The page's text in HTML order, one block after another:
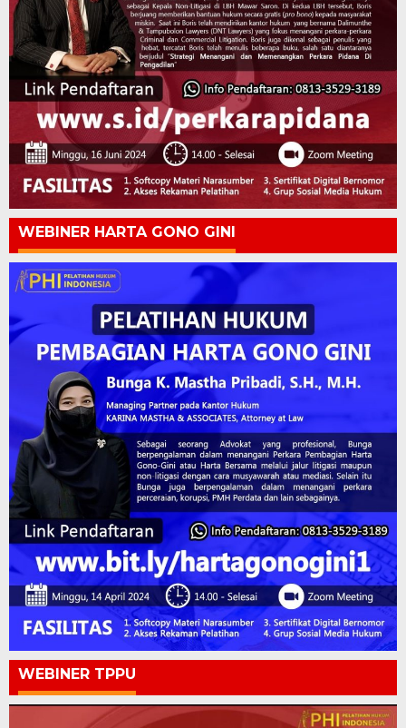
WEBINER HARTA GONO GINI
WEBINER TPPU